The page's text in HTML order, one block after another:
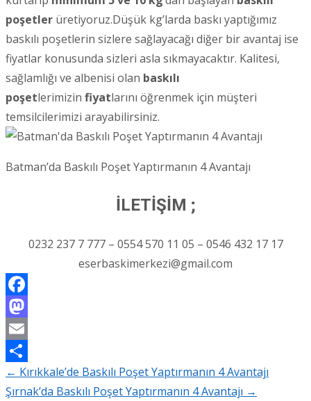
poşetler üretiyoruz.Düşük kg’larda baskı yaptığımız
baskılı poşetlerin sizlere sağlayacağı diğer bir avantaj ise
fiyatlar konusunda sizleri asla sıkmayacaktır. Kalitesi,
sağlamlığı ve albenisi olan baskılı
poşetlerimizin fiyatlarını öğrenmek için müşteri
temsilcilerimizi arayabilirsiniz.
Batman’da Baskılı Poşet Yaptırmanın 4 Avantajı
İLETİŞİM ;
0232 237 7 777 – 0554 570 11 05 – 0546 432 17 17
eserbaskimerkezi@gmail.com
Facebook
Mastodon
Email
Share
Post
← Kırıkkale’de Baskılı Poşet Yaptırmanın 4 Avantajı
Şırnak’da Baskılı Poşet Yaptırmanın 4 Avantajı →